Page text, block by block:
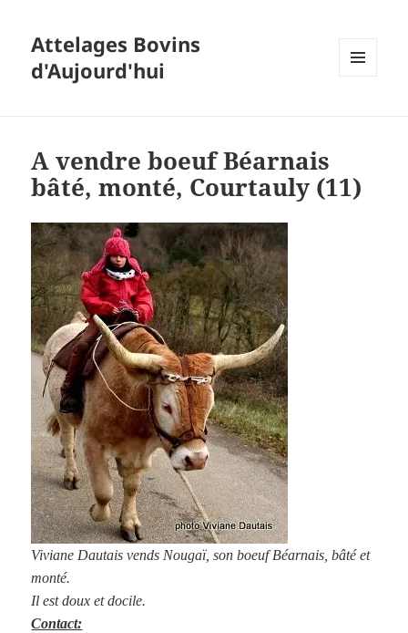
Attelages Bovins
d'Aujourd'hui
A vendre boeuf Béarnais
bâté, monté, Courtauly (11)
Viviane Dautais vends Nougaï, son boeuf Béarnais, bâté et
monté.
Il est doux et docile.
Contact: